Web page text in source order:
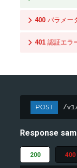
400 パラメー
401 認証エラ
POST /
Response
200 400